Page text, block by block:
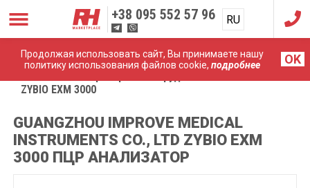
Продолжая использовать сайт, Вы принимаете нашу
политику использования файлов cookie, подробнее OK
+38 095 552 57 96 RU
UA
ZYBIO EXM 3000
GUANGZHOU IMPROVE MEDICAL
INSTRUMENTS CO., LTD ZYBIO EXM
3000 ПЦР АНАЛИЗАТОР